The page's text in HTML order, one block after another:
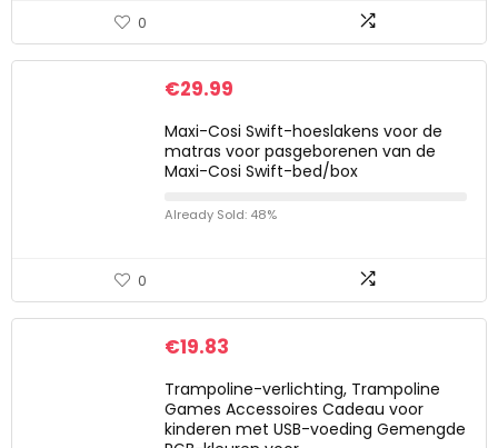
0
€29.99
Maxi-Cosi Swift-hoeslakens voor de
matras voor pasgeborenen van de
Maxi-Cosi Swift-bed/box
Already Sold: 48%
0
€19.83
Trampoline-verlichting, Trampoline
Games Accessoires Cadeau voor
kinderen met USB-voeding Gemengde